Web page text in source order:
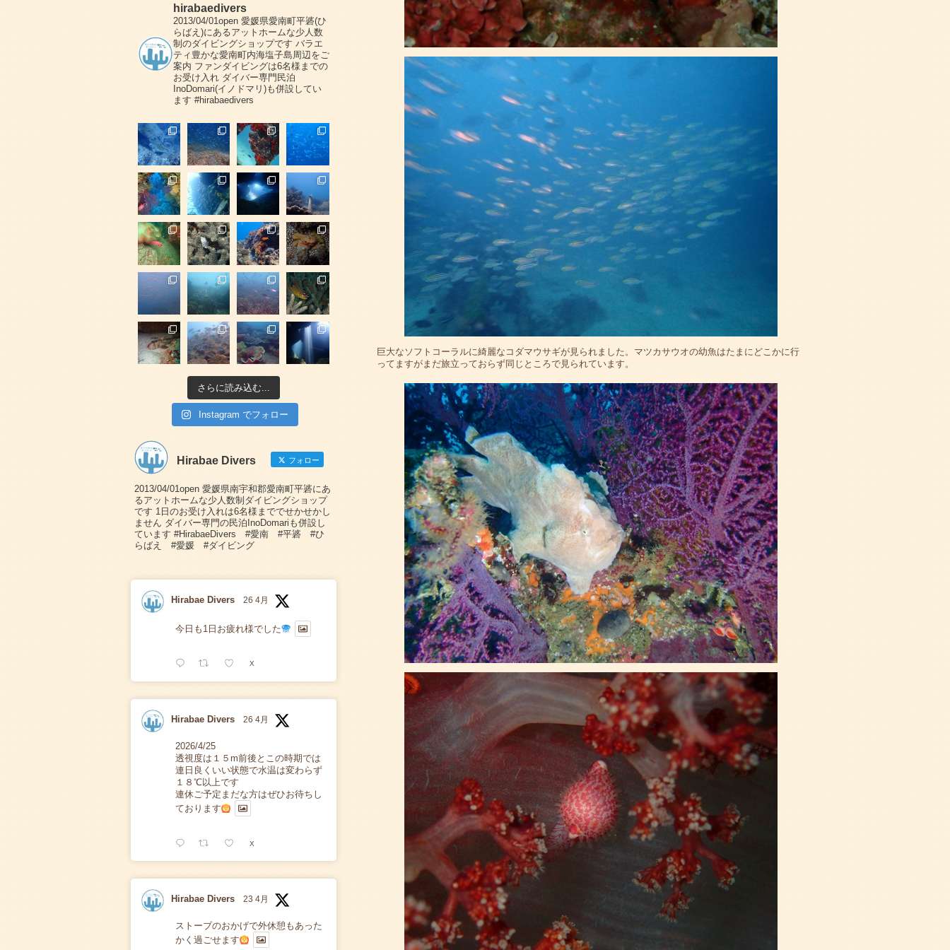
巨大なソフトコーラルに綺麗なコダマウサギが見られました。マツカサウオの幼魚はたまにどこかに行
ってますがまだ旅立っておらず同じところで見られています。
hirabaedivers
2013/04/01open愛媛県愛南町平碆(ひ
らばえ)にあるアットホームな少人数
制のダイビングショップです バラエ
ティ豊かな愛南町内海塩子島周辺をご
案内 ファンダイビングは6名様までの
お受け入れダイバー専門民泊
InoDomari(イノドマリ)も併設してい
ます #hirabaedivers
さらに読み込む...
Instagram でフォロー
Hirabae Divers フォロー
2013/04/01open 愛媛県南宇和郡愛南町平碆にあ
るアットホームな少人数制ダイビングショップ
です 1日のお受け入れは6名様まででせかせかし
ません ダイバー専門の民泊InoDomariも併設し
ています #HirabaeDivers #愛南 #平碆 #ひ
らばえ #愛媛 #ダイビング
Hirabae Divers 26 4月
今日も1日お疲れ様でした
X
Hirabae Divers 26 4月
2026/4/25
透視度は１５m前後とこの時期では
連日良くいい状態で水温は変わらず
１８℃以上です
連休ご予定まだな方はぜひお待ちし
ております
X
Hirabae Divers 23 4月
ストーブのおかげで外休憩もあった
かく過ごせます